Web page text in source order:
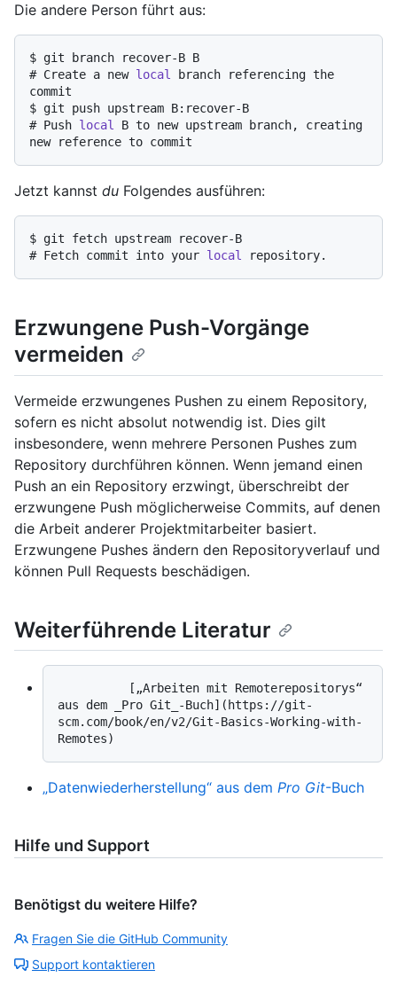
Die andere Person führt aus:
$ git branch recover-B B
# Create a new local branch referencing the
commit
$ git push upstream B:recover-B
# Push local B to new upstream branch, creating
new reference to commit
Jetzt kannst du Folgendes ausführen:
$ git fetch upstream recover-B
# Fetch commit into your local repository.
Erzwungene Push-Vorgänge
vermeiden
Vermeide erzwungenes Pushen zu einem Repository,
sofern es nicht absolut notwendig ist. Dies gilt
insbesondere, wenn mehrere Personen Pushes zum
Repository durchführen können. Wenn jemand einen
Push an ein Repository erzwingt, überschreibt der
erzwungene Push möglicherweise Commits, auf denen
die Arbeit anderer Projektmitarbeiter basiert.
Erzwungene Pushes ändern den Repositoryverlauf und
können Pull Requests beschädigen.
Weiterführende Literatur
aus dem _Pro Git_-Buch](https://git-
scm.com/book/en/v2/Git-Basics-Working-with-
„Datenwiederherstellung“ aus dem Pro Git-Buch
Hilfe und Support
Benötigst du weitere Hilfe?
Fragen Sie die GitHub Community
Support kontaktieren